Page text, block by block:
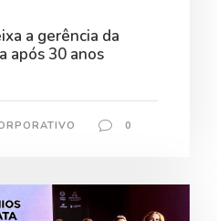
a gerência da
após 30 anos
0